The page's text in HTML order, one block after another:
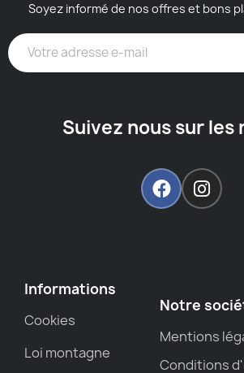
Soyez informé de nos offres et bons
Suivez nous sur les
Informations
Cookies
Loi montagne
Notre
Mentions
Conditions